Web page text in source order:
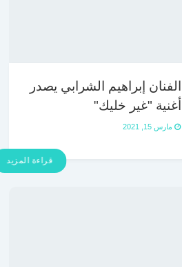
الفنان إبراهيم الشرابي يصدر
أغنية "غير خليك"
مارس 15, 2021
قراءة المزيد